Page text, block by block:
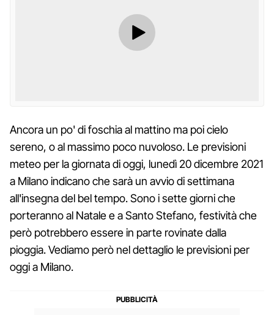
Ancora un po' di foschia al mattino ma poi cielo
sereno, o al massimo poco nuvoloso. Le previsioni
meteo per la giornata di oggi, lunedì 20 dicembre 2021
a Milano indicano che sarà un avvio di settimana
all'insegna del bel tempo. Sono i sette giorni che
porteranno al Natale e a Santo Stefano, festività che
però potrebbero essere in parte rovinate dalla
pioggia. Vediamo però nel dettaglio le previsioni per
oggi a Milano.